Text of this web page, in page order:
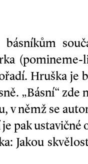
(pomineme-
Hruška je
„Básní“ zde
v němž se
pak ustavičné
Jakou